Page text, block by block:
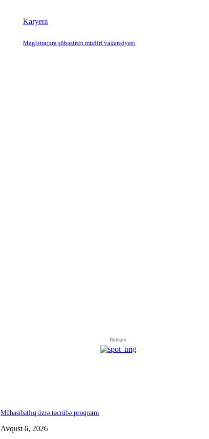
Karyera
Magistratura şöbəsinin müdiri vakansiyası
Reklam
Mühasibatlıq üzrə təcrübə proqramı
Avqust 6, 2026